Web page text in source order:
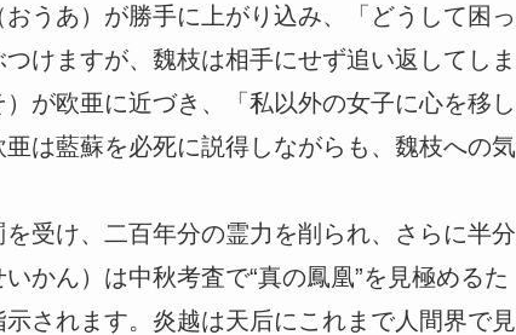
うあ）が勝手に上がり込み、「どうして困っ
けますが、魏枝は相手にせず追い返してしま
が欧亜に近づき、「私以外の女子に心を移し
は藍蘇を必死に説得しながらも、魏枝への気
受け、二百年分の霊力を削られ、さらに半分
かん）は中秋考査で“真の鳳凰”を見極めるた
されます。炎越は天后にこれまで人間界で見